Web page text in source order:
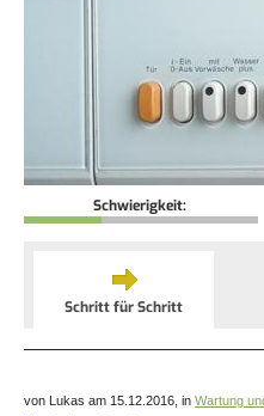
Schwierigkeit:
Schritt für Schritt
von Lukas am 15.12.2016, in Wartung